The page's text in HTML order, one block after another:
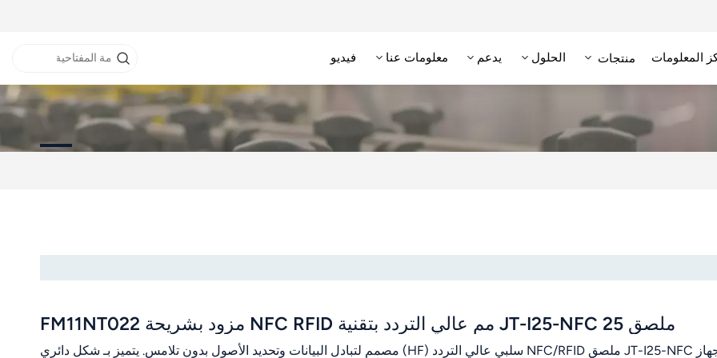
المعلومات منتجات الحلول يدعم معلومات عنا فيديو
ملصق JT-I25-NFC 25 مم عالي التردد بتقنية NFC RFID مزود بشريحة FM11NT022
يُعدّ جهاز JT-I25-NFC ملصق NFC/RFID سلبي عالي التردد (HF) مصمم لتبادل البيانات وتحديد الأصول بدون تلامس. يتميز بـ شكل دائري